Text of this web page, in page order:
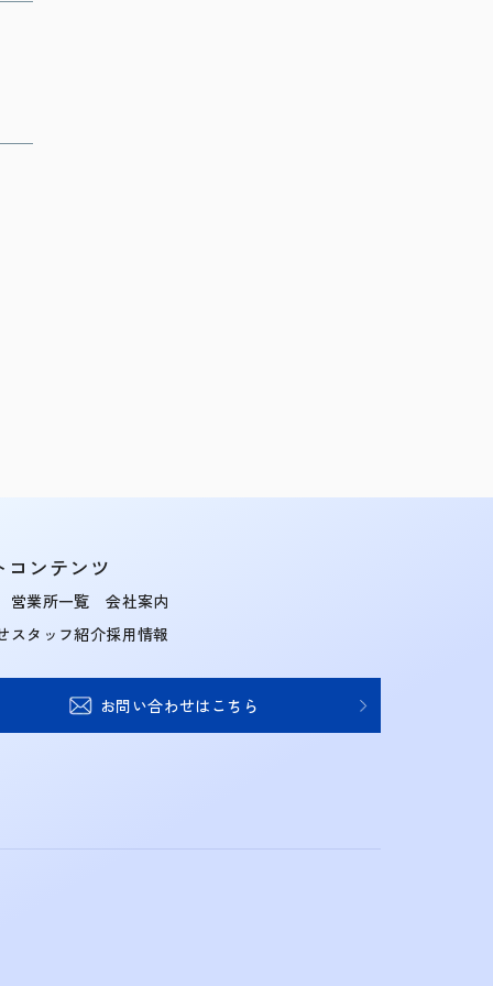
コンテンツ
営業所一覧
スタッフ紹介
会社案内
採用情報
お問い合わせはこちら